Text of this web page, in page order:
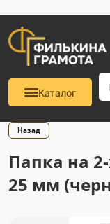
Каталог
Назад
Папка на
25 мм